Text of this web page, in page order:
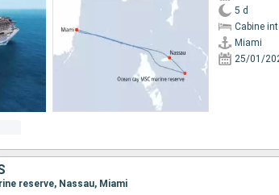
5 d
Cabine
Miami
25/01/
reserve, Nassau, Miami